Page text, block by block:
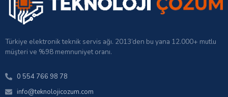
Türkiye elektronik teknik servis ağı. 2013’den bu yana 12.000+ mutlu
müşteri ve %98 memnuniyet oranı.
0 554 766 98 78
info@teknolojicozum.com